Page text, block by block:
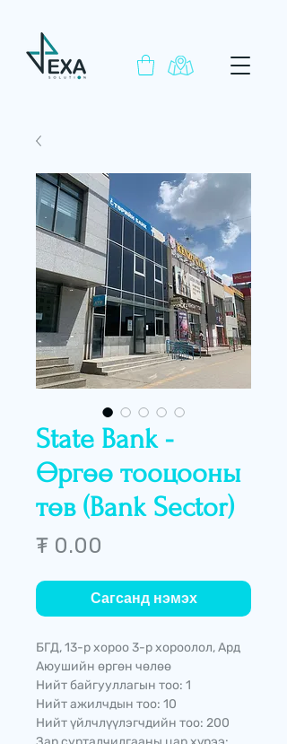
State Bank -
Өргөө тооцооны
төв (Bank Sector)
₮ 0.00
Сагсанд нэмэх
БГД, 13-р хороо 3-р хороолол, Ард
Аюушийн өргөн чөлөө
Нийт байгууллагын тоо: 1
Нийт ажилчдын тоо: 10
Нийт үйлчлүүлэгчдийн тоо: 200